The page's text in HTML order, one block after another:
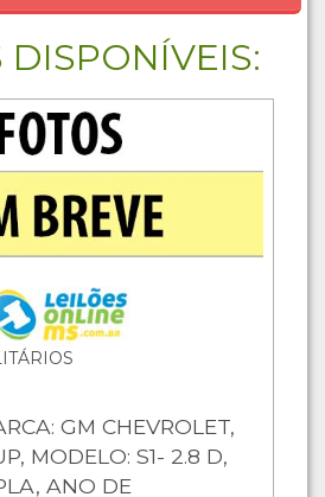
DISPONÍVEIS:
GM CHEVROLET,
MODELO: S1- 2.8 D,
ANO DE